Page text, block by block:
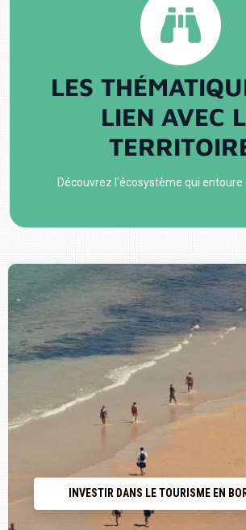
LES
LIEN AVEC
Découvrez l'écosystème qui
INVESTIR DANS LE TOURISME EN